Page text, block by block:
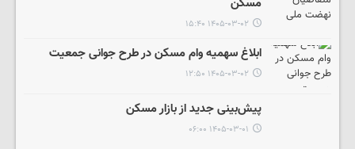
۱۴۰۵-۰۳-۰۲ ۱۵:۴۰
ابلاغ سهمیه وام مسکن در طرح جوانی جمعیت
۱۴۰۵-۰۳-۰۲ ۱۲:۵۰
پیش‌بینی جدید از بازار مسکن
۱۴۰۵-۰۳-۰۱ ۰۶:۰۰